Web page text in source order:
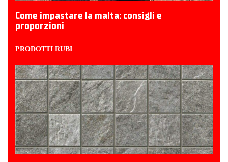
Come impastare la malta: consigli e
proporzioni
PRODOTTI RUBI